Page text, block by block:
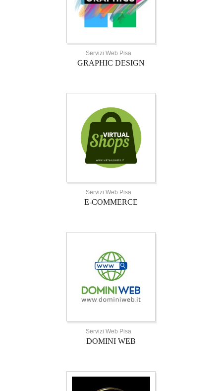
Servizi Web Pisa
GRAPHIC DESIGN
Servizi Web Pisa
E-COMMERCE
Servizi Web Pisa
DOMINI WEB